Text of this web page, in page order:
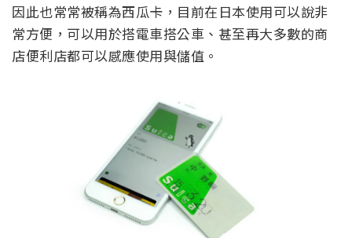
因此也常常被稱為西瓜卡，目前在日本使用可以說非
常方便，可以用於搭電車搭公車、甚至再大多數的商
店便利店都可以感應使用與儲值。